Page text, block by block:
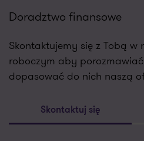
Doradztwo finansowe
Skontaktujemy się z Tobą w
roboczym aby
dopasować do nich naszą
Skontaktuj się